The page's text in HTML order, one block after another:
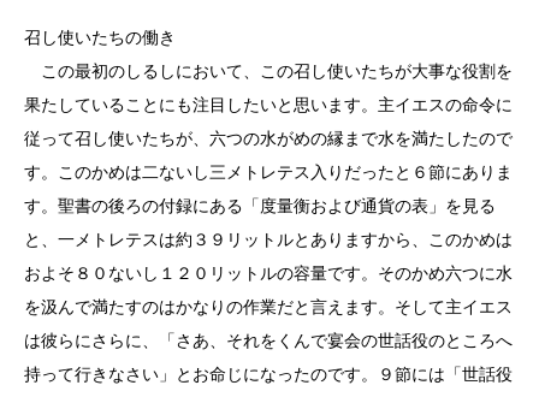
召し使いたちの働き
この最初のしるしにおいて、この召し使いたちが大事な役割を
果たしていることにも注目したいと思います。主イエスの命令に
従って召し使いたちが、六つの水がめの縁まで水を満たしたので
す。このかめは二ないし三メトレテス入りだったと６節にありま
す。聖書の後ろの付録にある「度量衡および通貨の表」を見る
と、一メトレテスは約３９リットルとありますから、このかめは
およそ８０ないし１２０リットルの容量です。そのかめ六つに水
を汲んで満たすのはかなりの作業だと言えます。そして主イエス
は彼らにさらに、「さあ、それをくんで宴会の世話役のところへ
持って行きなさい」とお命じになったのです。９節には「世話役